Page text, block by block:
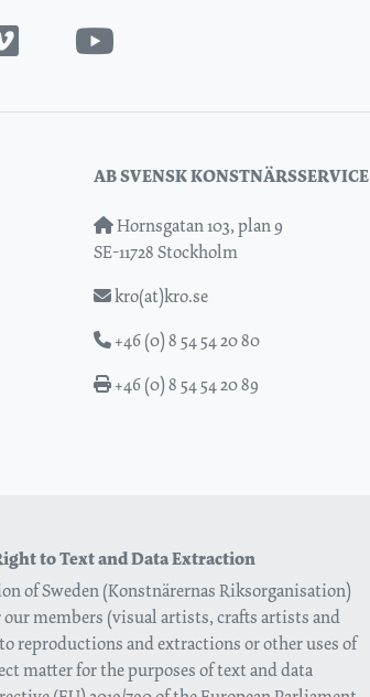
AB SVENSK KONSTNÄRSSERVICE
Hornsgatan 103, plan 9
SE-11728 Stockholm
kro(at)kro.se
+46 (0) 8 54 54 20 80
+46 (0) 8 54 54 20 89
to Text and Data Extraction
of Sweden (Konstnärernas Riksorganisation)
our members (visual artists, crafts artists and
reproductions and extractions or other uses of
matter for the purposes of text and data